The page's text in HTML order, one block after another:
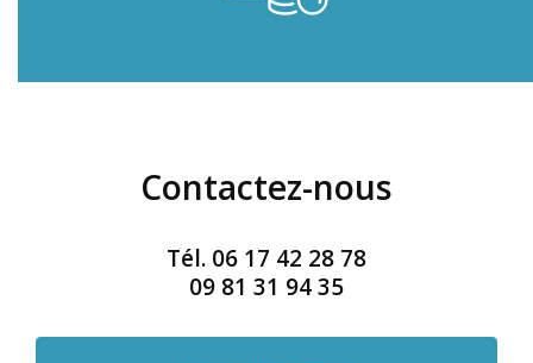
Contactez-nous
Tél. 06 17 42 28 78
09 81 31 94 35